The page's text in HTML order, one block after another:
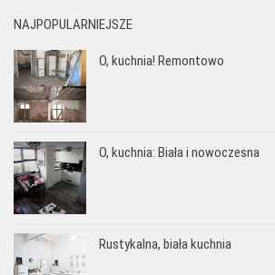
NAJPOPULARNIEJSZE
O, kuchnia! Remontowo
O, kuchnia: Biała i nowoczesna
Rustykalna, biała kuchnia